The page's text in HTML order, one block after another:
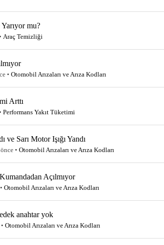
mu?
Araç Temizliği
• Otomobil Arızaları ve Arıza Kodları
Arttı
Performans Yakıt Tüketimi
ve Sarı Motor Işığı Yandı
• Otomobil Arızaları ve Arıza Kodları
Açılmıyor
• Otomobil Arızaları ve Arıza Kodları
anahtar yok
• Otomobil Arızaları ve Arıza Kodları